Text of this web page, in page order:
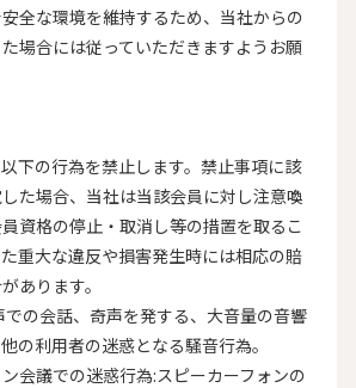
全な環境を維持するため、当社からの
場合には従っていただきますようお願
下の行為を禁止します。禁止事項に該
た場合、当社は当該会員に対し注意喚
資格の停止・取消し等の措置を取るこ
重大な違反や損害発生時には相応の賠
あります。
での会話、奇声を発する、大音量の音響
の利用者の迷惑となる騒音行為。
会議での迷惑行為:スピーカーフォンの